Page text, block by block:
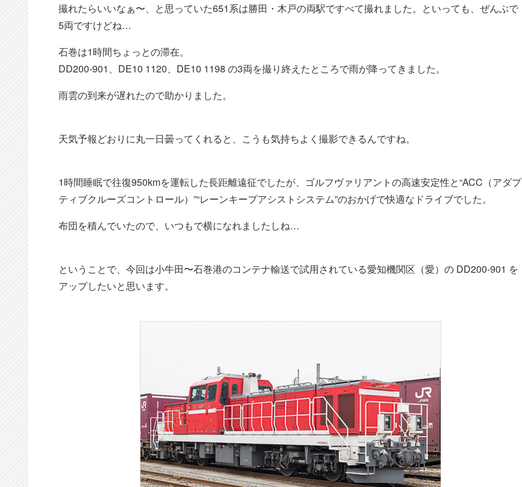
撮れたらいいなぁ〜、と思っていた651系は勝田・木戸の両駅ですべて撮れました。といっても、ぜんぶで
5両ですけどね…
石巻は1時間ちょっとの滞在。
DD200-901、DE10 1120、DE10 1198 の3両を撮り終えたところで雨が降ってきました。
雨雲の到来が遅れたので助かりました。
天気予報どおりに丸一日曇ってくれると、こうも気持ちよく撮影できるんですね。
1時間睡眠で往復950kmを運転した長距離遠征でしたが、ゴルフヴァリアントの高速安定性と“ACC（アダプ
ティブクルーズコントロール）”“レーンキープアシストシステム”のおかげで快適なドライブでした。
布団を積んでいたので、いつもで横になれましたしね…
ということで、今回は小牛田〜石巻港のコンテナ輸送で試用されている愛知機関区（愛）の DD200-901 を
アップしたいと思います。